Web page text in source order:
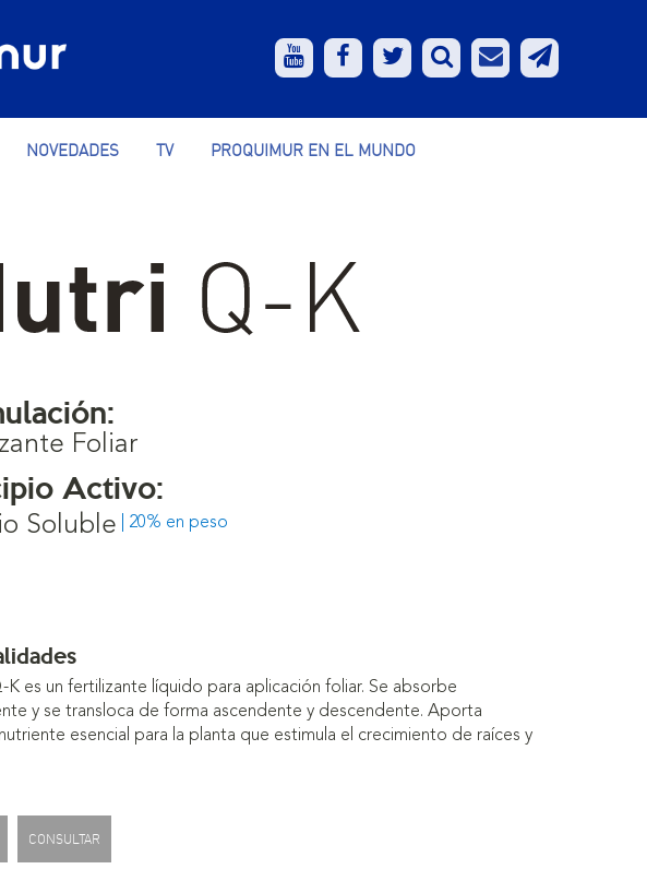
NOVEDADES TV PROQUIMUR EN EL MUNDO
Foliar
Activo:
Soluble | 20% en peso
K es un fertilizante líquido para aplicación foliar. Se absorbe
y se transloca de forma ascendente y descendente. Aporta
esencial para la planta que estimula el crecimiento de raíces y
CONSULTAR